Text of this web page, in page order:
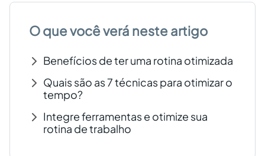
O que você verá neste artigo
Benefícios de ter uma rotina otimizada
Quais são as 7 técnicas para otimizar o
tempo?
Integre ferramentas e otimize sua
rotina de trabalho